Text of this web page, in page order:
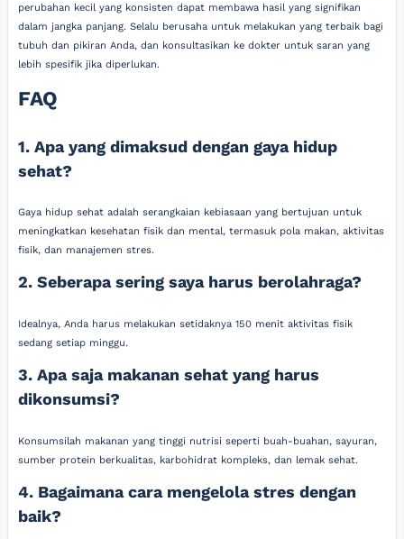
perubahan kecil yang konsisten dapat membawa hasil yang signifikan
dalam jangka panjang. Selalu berusaha untuk melakukan yang terbaik bagi
tubuh dan pikiran Anda, dan konsultasikan ke dokter untuk saran yang
lebih spesifik jika diperlukan.
FAQ
1. Apa yang dimaksud dengan gaya hidup
sehat?
Gaya hidup sehat adalah serangkaian kebiasaan yang bertujuan untuk
meningkatkan kesehatan fisik dan mental, termasuk pola makan, aktivitas
fisik, dan manajemen stres.
2. Seberapa sering saya harus berolahraga?
Idealnya, Anda harus melakukan setidaknya 150 menit aktivitas fisik
sedang setiap minggu.
3. Apa saja makanan sehat yang harus
dikonsumsi?
Konsumsilah makanan yang tinggi nutrisi seperti buah-buahan, sayuran,
sumber protein berkualitas, karbohidrat kompleks, dan lemak sehat.
4. Bagaimana cara mengelola stres dengan
baik?